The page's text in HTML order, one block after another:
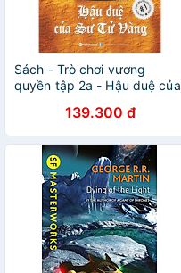
Sách - Trò chơi vương
quyền tập 2a - Hậu duệ của
139.300 đ